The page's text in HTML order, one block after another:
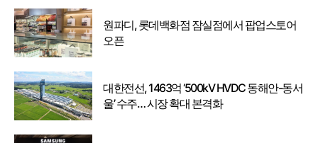
원파디, 롯데백화점 잠실점에서 팝업스토어
오픈
대한전선, 1463억 ‘500kV HVDC 동해안-동서
울’ 수주… 시장 확대 본격화